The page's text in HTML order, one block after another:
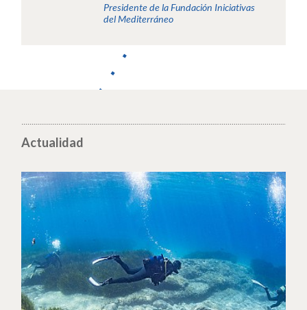
Presidente de la Fundación Iniciativas
del Mediterráneo
Actualidad